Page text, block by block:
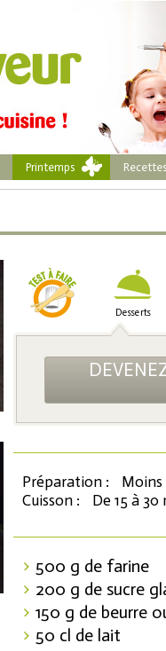
Printemps
Desserts
Préparation :
Moins
Cuisson :
De 15 à
500 g de farine
200 g de sucre
150 g de beurre
50 cl de lait
Coupons de réduction